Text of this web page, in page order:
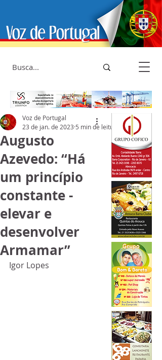
Augusto
Azevedo: “Há
um princípio
constante -
elevar e
desenvolver
Armamar”
Voz de Portugal
23 de jan. de 2023 5 min de leitura
Igor Lopes